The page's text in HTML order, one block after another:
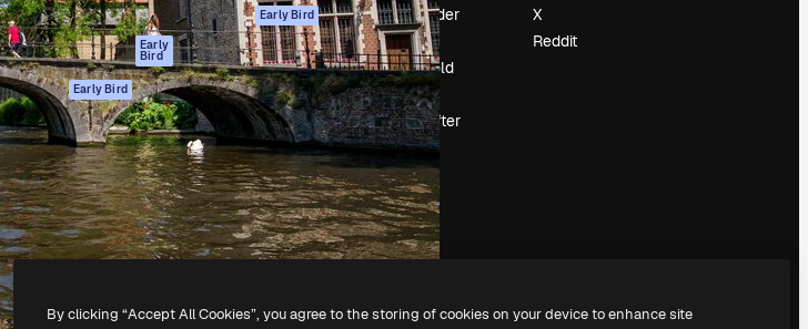
Stockindhold
MCP til
Claude/ChatGPT
Early
Bird
Agenter Early Bird
API
Mobilapp
Alle Magnific
værktøjer
Originaler Early Bird
Cookies politik
Tillidscenter
Partnere
Virksomhed
Begivenheder
Slidesgo
Sælg indhold
Presserum
Leder du efter
magnific.ai
X
Reddit
Alle rettigheder forbeholdes.
By clicking “Accept All Cookies”, you agree to the storing of cookies on your device to enhance site